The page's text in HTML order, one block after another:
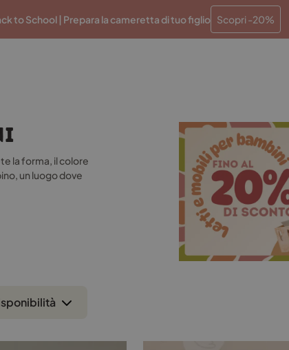
to School | Prepara la cameretta di tuo figlio Scopri -20%
Rate a interesse zero Elaborazione entro 48
la forma, il colore
un luogo dove